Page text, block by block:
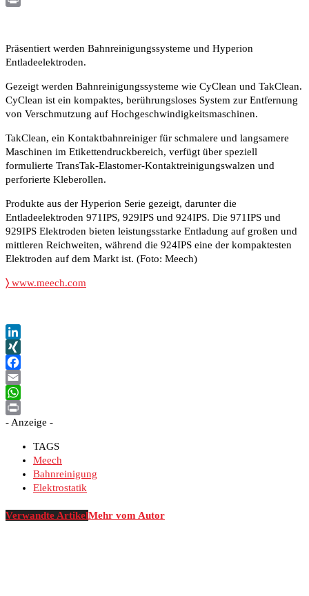
Präsentiert werden Bahnreinigungssysteme und Hyperion
Entladeelektroden.
Gezeigt werden Bahnreinigungssysteme wie CyClean und TakClean.
CyClean ist ein kompaktes, berührungsloses System zur Entfernung
von Verschmutzung auf Hochgeschwindigkeitsmaschinen.
TakClean, ein Kontaktbahnreiniger für schmalere und langsamere
Maschinen im Etikettendruckbereich, verfügt über speziell
formulierte TransTak-Elastomer-Kontaktreinigungswalzen und
perforierte Kleberollen.
Produkte aus der Hyperion Serie gezeigt, darunter die
Entladeelektroden 971IPS, 929IPS und 924IPS. Die 971IPS und
929IPS Elektroden bieten leistungsstarke Entladung auf großen und
mittleren Reichweiten, während die 924IPS eine der kompaktesten
Elektroden auf dem Markt ist. (Foto: Meech)
〉 www.meech.com
LinkedIn
XING
Facebook
Email
WhatsApp
Print
- Anzeige -
TAGS
Meech
Bahnreinigung
Elektrostatik
Verwandte ArtikelMehr vom Autor